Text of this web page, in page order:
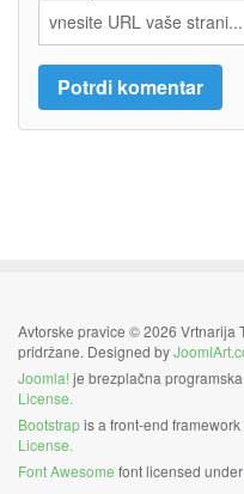
Avtorske pravice © 2026 Vrtnarija
pridržane. Designed by
Joomla! je brezplačna
License.
Bootstrapis a front-end
License.
Font Awesome font licensed under